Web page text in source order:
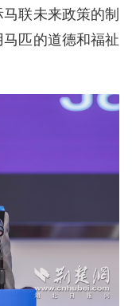
联未来政策的制
匹的道德和福祉